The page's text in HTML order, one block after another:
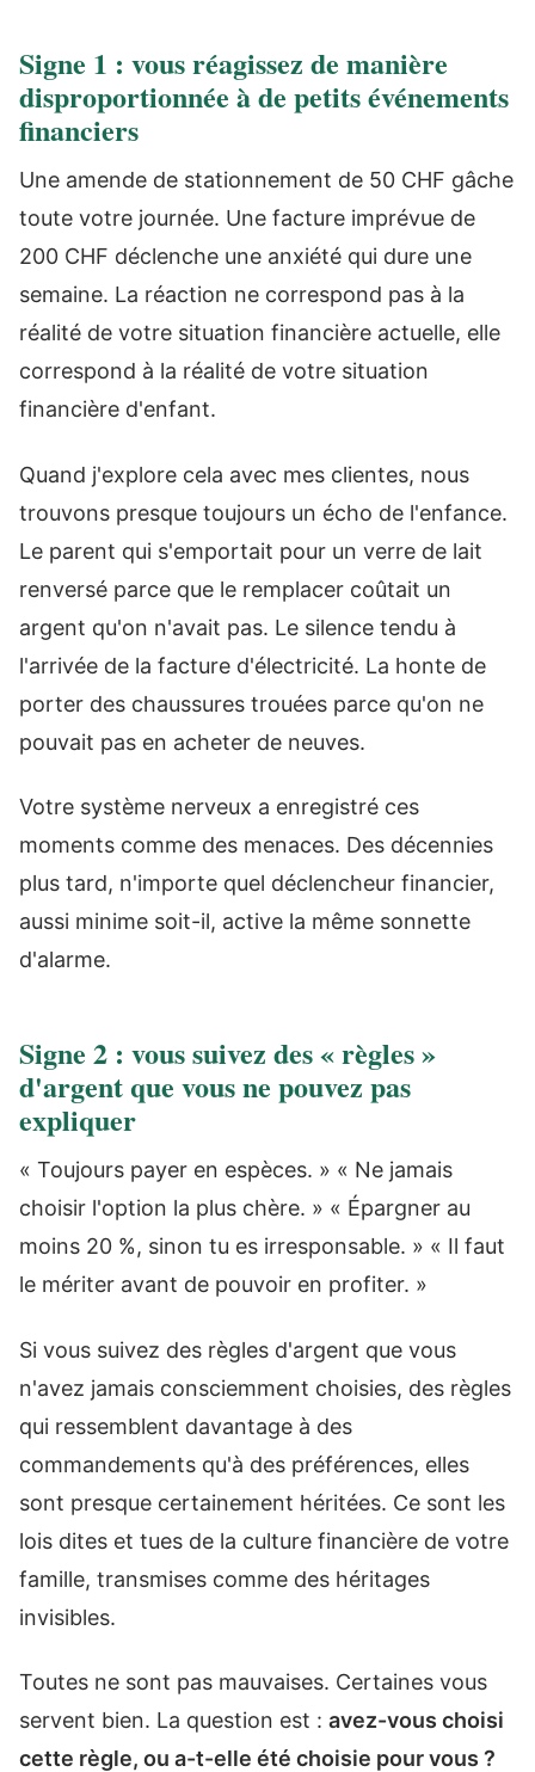
Signe 1 : vous réagissez de manière
disproportionnée à de petits événements
financiers
Une amende de stationnement de 50 CHF gâche
toute votre journée. Une facture imprévue de
200 CHF déclenche une anxiété qui dure une
semaine. La réaction ne correspond pas à la
réalité de votre situation financière actuelle, elle
correspond à la réalité de votre situation
financière d'enfant.
Quand j'explore cela avec mes clientes, nous
trouvons presque toujours un écho de l'enfance.
Le parent qui s'emportait pour un verre de lait
renversé parce que le remplacer coûtait un
argent qu'on n'avait pas. Le silence tendu à
l'arrivée de la facture d'électricité. La honte de
porter des chaussures trouées parce qu'on ne
pouvait pas en acheter de neuves.
Votre système nerveux a enregistré ces
moments comme des menaces. Des décennies
plus tard, n'importe quel déclencheur financier,
aussi minime soit-il, active la même sonnette
d'alarme.
Signe 2 : vous suivez des « règles »
d'argent que vous ne pouvez pas
expliquer
« Toujours payer en espèces. » « Ne jamais
choisir l'option la plus chère. » « Épargner au
moins 20 %, sinon tu es irresponsable. » « Il faut
le mériter avant de pouvoir en profiter. »
Si vous suivez des règles d'argent que vous
n'avez jamais consciemment choisies, des règles
qui ressemblent davantage à des
commandements qu'à des préférences, elles
sont presque certainement héritées. Ce sont les
lois dites et tues de la culture financière de votre
famille, transmises comme des héritages
invisibles.
Toutes ne sont pas mauvaises. Certaines vous
servent bien. La question est : avez-vous choisi
cette règle, ou a-t-elle été choisie pour vous ?